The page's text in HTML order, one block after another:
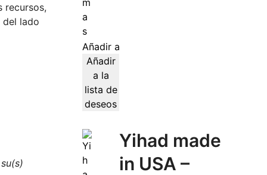
recursos,
del lado
Añadir al carrito
Añadir
a la
lista de
deseos
Yihad made
in USA –